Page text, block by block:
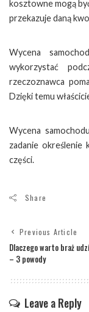
kosztowne mogą
przekazuje daną
Wycena
wykorzystać
rzeczoznawca
Dzięki temu
Wycena
zadanie określenie
części.
Share
Previous Article
Dlaczego warto braż
– 3 powody
Leave a Reply